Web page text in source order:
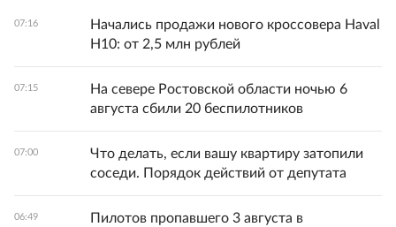
07:16
Начались продажи нового кроссовера Haval
H10: от 2,5 млн рублей
07:15
На севере Ростовской области ночью 6
августа сбили 20 беспилотников
07:00
Что делать, если вашу квартиру затопили
соседи. Порядок действий от депутата
06:49
Пилотов пропавшего 3 августа в